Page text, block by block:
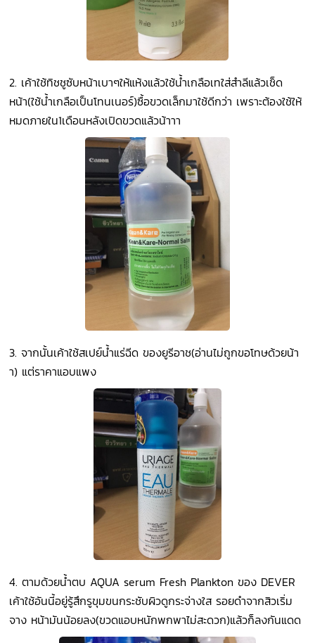
2. เค้าใช้ทิชชูซับหน้าเบาๆให้แห้งแล้วใช้น้ำเกลือเทใส่สำลีแล้วเช็ด
หน้า(ใช้น้ำเกลือเป็นโทนเนอร์)ซื้อขวดเล็กมาใช้ดีกว่า เพราะต้องใช้ให้
หมดภายใน1เดือนหลังเปิดขวดแล้วน้าาา
3. จากนั้นเค้าใช้สเปย์น้ำแร่ฉีด ของยูรีอาช(อ่านไม่ถูกขอโทษด้วยน้า
า) แต่ราคาแอบแพง
4. ตามด้วยน้ำตบ AQUA serum Fresh Plankton ของ DEVER
เค้าใช้อันนี้อยู่รู้สึกรูขุมขนกระชับผิวดูกระจ่างใส รอยดำจากสิวเริ่ม
จาง หน้ามันน้อยลง(ขวดแอบหนักพกพาไม่สะดวก)แล้วก็ลงกันแดด